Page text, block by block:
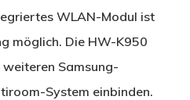
WLAN-Modul ist
möglich. Die HW-K950
Samsung-
System einbinden.